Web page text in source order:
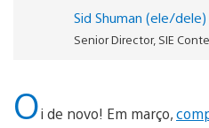
Sid Shuman (ele/dele)
Senior Director, SIE
Oi de novo! Em março,